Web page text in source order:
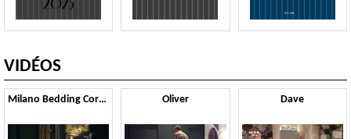
VIDÉOS
Milano Bedding Corporate Video Oliver Dave